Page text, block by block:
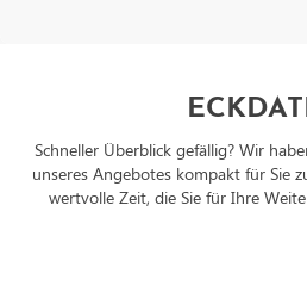
Schneller Überblick gefällig? Wir
unseres Angebotes kompakt für Sie
wertvolle Zeit, die Sie für Ihre